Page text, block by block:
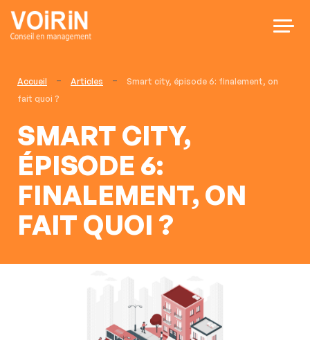
Présentation
Nos services
Le Lab des Usages
Nos publications
Accueil - Articles -
Smart city, épisode 6: finalement, on
fait quoi ?
SMART CITY,
ÉPISODE 6:
FINALEMENT, ON
FAIT QUOI ?
Je souhaite :
Adapter mon organisation, mon
management
Animer, concerter, faciliter les
Définir, piloter et accompagner la
stratégie de mon organisation